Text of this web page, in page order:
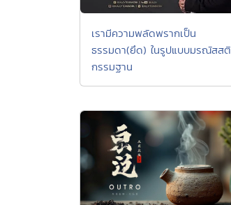
เรามีความพลัดพรากเป็น
ธรรมดา(ยึด) ในรูปแบบมรณัสสติ
กรรมฐาน